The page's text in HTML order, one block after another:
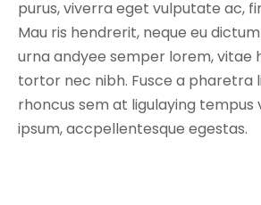
purus, viverra eget vulputate ac,
Mau ris hendrerit, neque eu
urna andyee semper lorem, vitae
tortor nec nibh. Fusce a pharetra
rhoncus sem at ligulaying tempus
ipsum, accpellentesque egestas.